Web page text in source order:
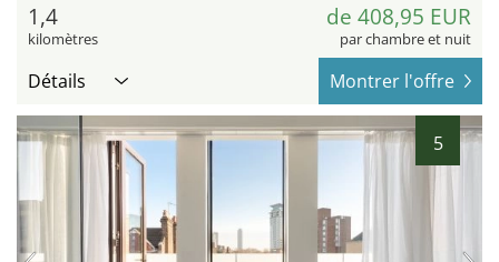
1,4
kilomètres
de 408,95 EUR
par chambre et nuit
Détails Montrer l'offre
5